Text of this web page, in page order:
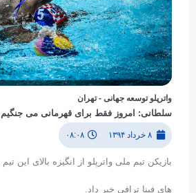
واترپلو توسعه جهانی - تهران
سلطانی: امروز فقط برای قهرمانی می جنگیم
۸ خرداد ۱۳۹۴ ۰۸:۰۸
بازیکن تیم ملی واترپلو از انگیزه بالای این
های فینا ترافی خبر داد.